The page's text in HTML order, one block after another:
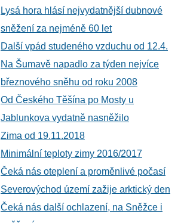
Lysá hora hlásí nejvydatnější dubnové
sněžení za nejméně 60 let
Další vpád studeného vzduchu od 12.4.
Na Šumavě napadlo za týden nejvíce
březnového sněhu od roku 2008
Od Českého Těšína po Mosty u
Jablunkova vydatně nasněžilo
Zima od 19.11.2018
Minimální teploty zimy 2016/2017
Čeká nás oteplení a proměnlivé počasí
Severovýchod území zažije arktický den
Čeká nás další ochlazení, na Sněžce i